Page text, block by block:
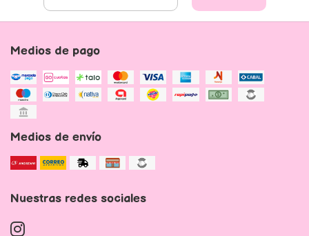
Medios de pago
Medios de envío
Nuestras redes sociales